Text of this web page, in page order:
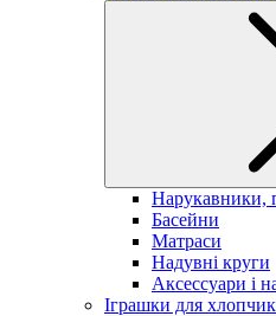
Нарукавники,
Басейни
Матраси
Надувні круги
Аксессуари і
Іграшки для